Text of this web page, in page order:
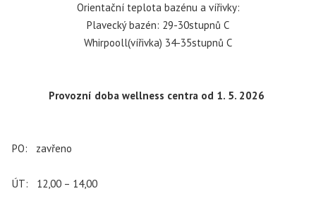
Orientační teplota bazénu a vířivky:
Plavecký bazén: 29-30stupnů C
Whirpooll(vířivka) 34-35stupnů C
Provozní doba wellness centra od 1. 5. 2026
PO: zavřeno
ÚT: 12,00 – 14,00